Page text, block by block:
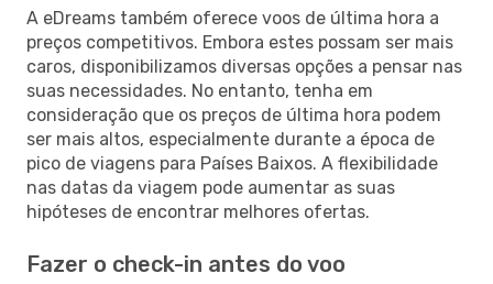
A eDreams também oferece voos de última hora a
preços competitivos. Embora estes possam ser mais
caros, disponibilizamos diversas opções a pensar nas
suas necessidades. No entanto, tenha em
consideração que os preços de última hora podem
ser mais altos, especialmente durante a época de
pico de viagens para Países Baixos. A flexibilidade
nas datas da viagem pode aumentar as suas
hipóteses de encontrar melhores ofertas.
Fazer o check-in antes do voo